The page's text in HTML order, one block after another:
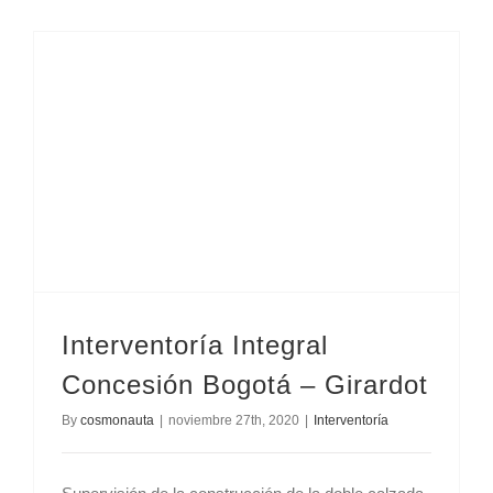
Interventoría Integral
Concesión Bogotá – Girardot
By cosmonauta | noviembre 27th, 2020 | Interventoría